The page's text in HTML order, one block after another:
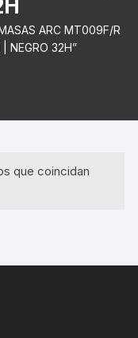
ARC MT009F/R
NEGRO 32H”
que coincidan